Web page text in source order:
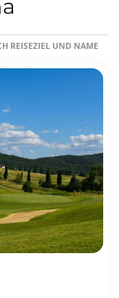
REISEZIEL UND NAME